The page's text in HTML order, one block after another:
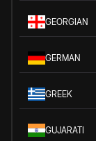
GEORGIAN
GERMAN
GREEK
GUJARATI